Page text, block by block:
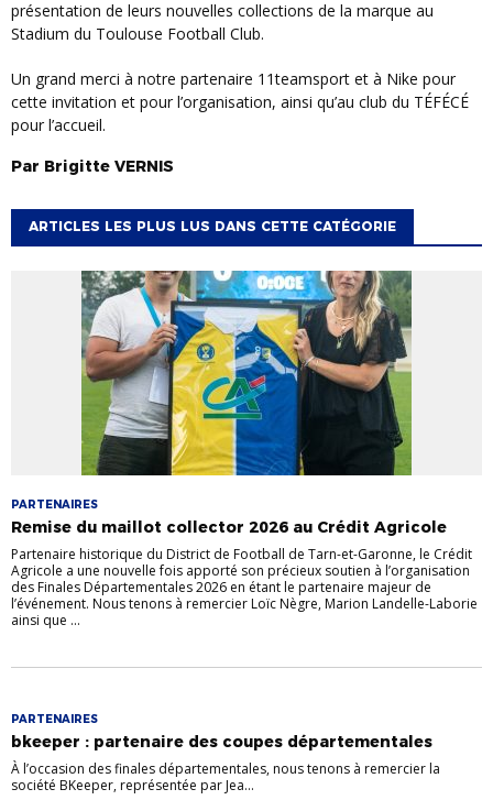
présentation de leurs nouvelles collections de la marque au
Stadium du Toulouse Football Club.
Un grand merci à notre partenaire 11teamsport et à Nike pour
cette invitation et pour l’organisation, ainsi qu’au club du TÉFÉCÉ
pour l’accueil.
Par Brigitte VERNIS
ARTICLES LES PLUS LUS DANS CETTE CATÉGORIE
PARTENAIRES
Remise du maillot collector 2026 au Crédit Agricole
Partenaire historique du District de Football de Tarn-et-Garonne, le Crédit
Agricole a une nouvelle fois apporté son précieux soutien à l’organisation
des Finales Départementales 2026 en étant le partenaire majeur de
l’événement. Nous tenons à remercier Loïc Nègre, Marion Landelle-Laborie
ainsi que ...
PARTENAIRES
bkeeper : partenaire des coupes départementales
À l’occasion des finales départementales, nous tenons à remercier la
société BKeeper, représentée par Jea...